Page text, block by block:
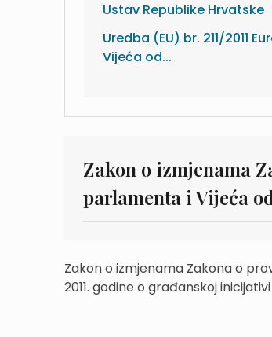
Ustav Republike Hrvatske
Uredba (EU) br. 211/2011
Vijeća od...
Zakon o izmjenama
parlamenta i Vijeća
Zakon o izmjenama Zakona o
2011. godine o građanskoj